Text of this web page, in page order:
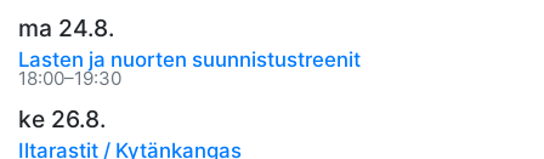
ma 24.8.
Lasten ja nuorten suunnistustreenit
18:00–19:30
ke 26.8.
Iltarastit / Kytänkangas